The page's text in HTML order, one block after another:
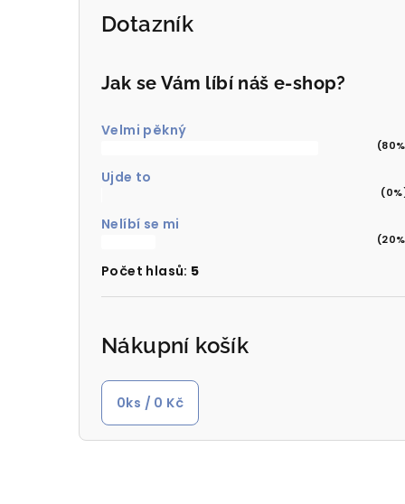
Dotazník
Jak se Vám líbí náš e-shop?
Velmi pěkný
Ujde to
Nelíbí se mi
Počet hlasů: 5
Nákupní košík
0ks / 0 Kč